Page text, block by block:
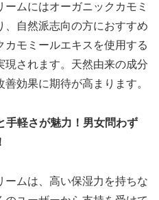
ムにはオーガニックカモミ
、自然派志向の方におすすめ
モミールエキスを使用する
現されます。天然由来の成分
効果に期待が高まります。
手軽さが魅力！男女問わず
ームは、高い保湿力を持ちな